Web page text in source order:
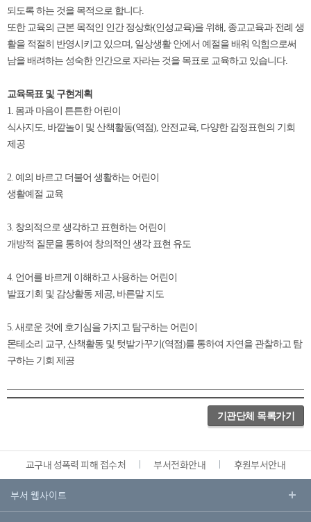
되도록 하는 것을 목적으로 합니다.
또한 교육의 근본 목적인 인간 정상화(인성교육)을 위해, 종교교육과 전례 생
활을 적절히 반영시키고 있으며, 일상생활 안에서 예절을 배워 익힘으로써
남을 배려하는 성숙한 인간으로 자라는 것을 목표로 교육하고 있습니다.
교육목표 및 구현계획
1. 몸과 마음이 튼튼한 어린이
식사지도, 바깥놀이 및 산책활동(역점), 안전교육, 다양한 감정표현의 기회
제공
2. 예의 바르고 더불어 생활하는 어린이
생활예절 교육
3. 창의적으로 생각하고 표현하는 어린이
개방적 질문을 통하여 창의적인 생각 표현 유도
4. 언어를 바르게 이해하고 사용하는 어린이
발표기회 및 감상활동 제공, 바른말 지도
5. 새로운 것에 호기심을 가지고 탐구하는 어린이
몬테소리 교구, 산책활동 및 텃밭가꾸기(역점)를 통하여 자연을 관찰하고 탐
구하는 기회 제공
기관단체 목록가기
교구내 성폭력 피해 접수처 부서전화안내 후원부서안내